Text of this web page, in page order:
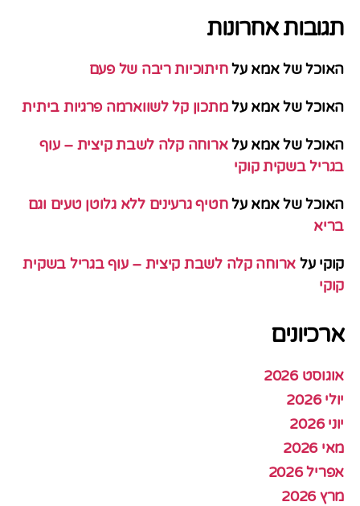
תגובות אחרונות
האוכל של אמא עלחיתוכיות ריבה של פעם
האוכל של אמא עלמתכון קל לשווארמה פרגיות ביתית
האוכל של אמא עלארוחה קלה לשבת קיצית – עוף
בגריל בשקית קוקי
האוכל של אמא עלחטיף גרעינים ללא גלוטן טעים וגם
בריא
קוקי על ארוחה קלה לשבת קיצית – עוף בגריל בשקית
קוקי
ארכיונים
אוגוסט 2026
יולי 2026
יוני 2026
מאי 2026
אפריל 2026
מרץ 2026